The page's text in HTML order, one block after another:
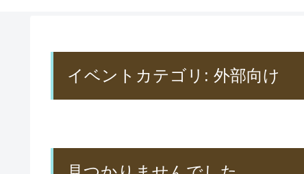
イベントカテゴリ: 外部向け